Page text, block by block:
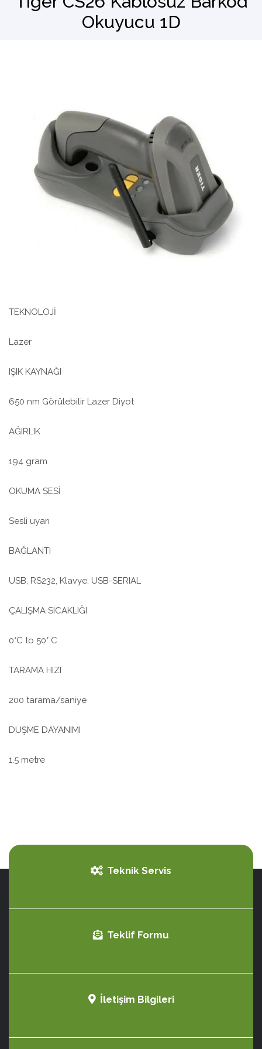
Barkod OkuyucuOkuyucu 1D
TEKNOLOJİ
Lazer
IŞIK KAYNAĞI
650 nm Görülebilir Lazer Diyot
AĞIRLIK
194 gram
OKUMA SESİ
Sesli uyarı
BAĞLANTI
USB, RS232, Klavye, USB-SERIAL
ÇALIŞMA SICAKLIĞI
0°C to 50° C
TARAMA HIZI
200 tarama/saniye
DÜŞME DAYANIMI
1.5 metre
Teknik Servis
Teklif Formu
İletişim Bilgileri